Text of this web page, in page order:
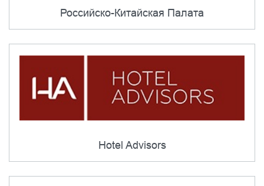
Российско-Китайская Палата
Hotel Advisors